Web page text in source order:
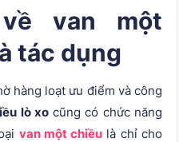
van một
tác dụng
hàng loạt ưu điểm và công
lò xocũng có chức năng
van một chiều là chỉ cho